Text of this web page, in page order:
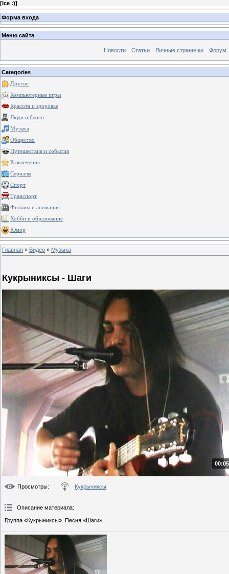
[Ice :)]
Форма входа
Меню сайта
Новости Статьи Личные странички Форум
Categories
Другое
Компьютерные игры
Красота и здоровье
Люди и блоги
Музыка
Общество
Путешествия и события
Развлечения
Сериалы
Спорт
Транспорт
Фильмы и анимация
Хобби и образование
Юмор
Главная » Видео » Музыка
Кукрыниксы - Шаги
Просмотры: Кукрыниксы
Описание материала:
Группа «Кукрыниксы». Песня «Шаги».